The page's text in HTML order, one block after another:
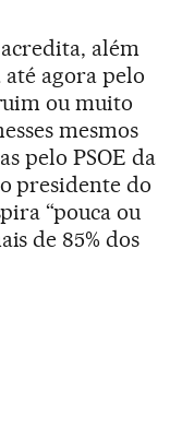
acredita, além
até agora pelo
ou muito
mesmos
pelo PSOE da
presidente do
“pouca ou
de 85% dos